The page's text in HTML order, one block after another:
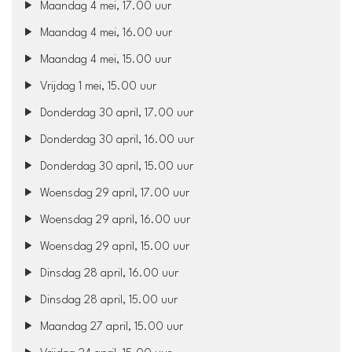
Maandag 4 mei, 17.00 uur
Maandag 4 mei, 16.00 uur
Maandag 4 mei, 15.00 uur
Vrijdag 1 mei, 15.00 uur
Donderdag 30 april, 17.00 uur
Donderdag 30 april, 16.00 uur
Donderdag 30 april, 15.00 uur
Woensdag 29 april, 17.00 uur
Woensdag 29 april, 16.00 uur
Woensdag 29 april, 15.00 uur
Dinsdag 28 april, 16.00 uur
Dinsdag 28 april, 15.00 uur
Maandag 27 april, 15.00 uur